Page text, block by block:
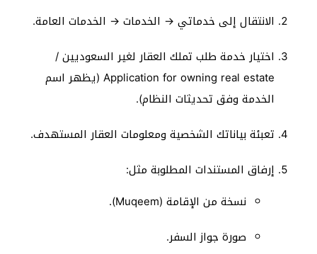
الانتقال إلى خدماتي → الخدمات → الخدمات العامة.
اختيار خدمة طلب تملك العقار لغير السعوديين /
Application for owning real estate (يظهر اسم
الخدمة وفق تحديثات النظام).
تعبئة بياناتك الشخصية ومعلومات العقار المستهدف.
إرفاق المستندات المطلوبة مثل:
نسخة من الإقامة (Muqeem).
صورة جواز السفر.